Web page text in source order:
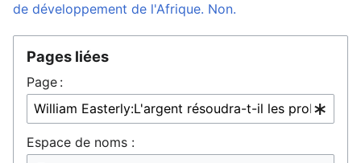
de développement de l'Afrique. Non.
Pages liées
Page :
Espace de noms :